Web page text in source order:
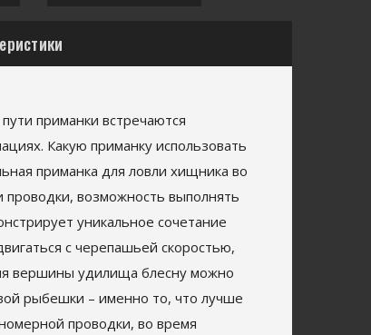
приманки встречаются
Какую приманку использовать
приманка для ловли хищника во
возможность выполнять
уникальное сочетание
с черепашьей скоростью,
вершины удилища блесну можно
рыбешки – именно то, что лучше
проводки, во время